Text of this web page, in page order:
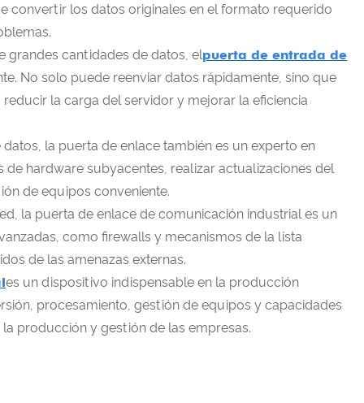
convertir los datos originales en el formato requerido
grandes cantidades de datos, elpuerta de entrada de
No solo puede reenviar datos rápidamente, sino que
la carga del servidor y mejorar la eficiencia
la puerta de enlace también es un experto en
hardware subyacentes, realizar actualizaciones del
de equipos conveniente.
la puerta de enlace de comunicación industrial es un
como firewalls y mecanismos de la lista
de las amenazas externas.
es un dispositivo indispensable en la producción
procesamiento, gestión de equipos y capacidades
producción y gestión de las empresas.